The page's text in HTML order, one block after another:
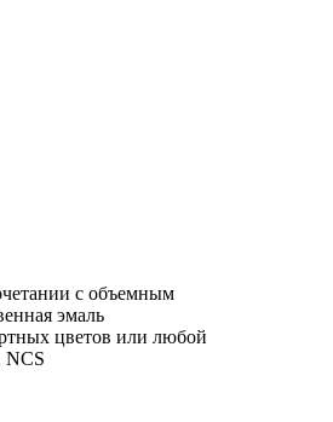
с объемным
эмаль
цветов или любой
NCS